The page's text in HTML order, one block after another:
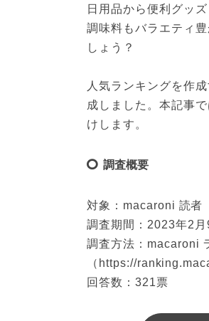
日用品から便利グッ
調味料もバラエティ
しょう？
人気ランキングを作
成しました。本記事
けします。
調査概要
対象：macaroni 読者
調査期間：2023年2
調査方法：macaroni
（https://
回答数：321票